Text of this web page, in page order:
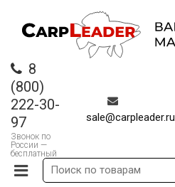
8
(800)
222-30-
97
Звонок по
России —
бесплатный
sale@carpleader.ru